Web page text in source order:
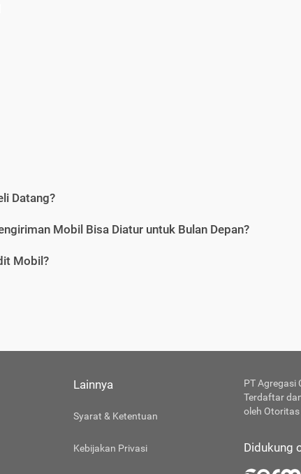
Datang?
Mobil Bisa Diatur untuk Bulan Depan?
Mobil?
Lainnya
Syarat & Ketentuan
Kebijakan Privasi
PT Agregasi
Terdaftar
oleh
Didukung